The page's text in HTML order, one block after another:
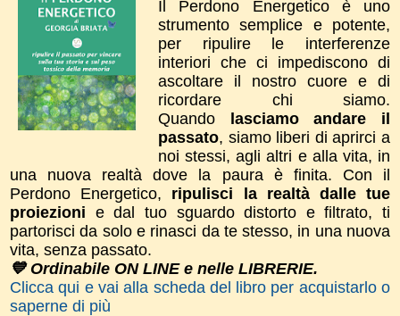
Il Perdono Energetico è uno
strumento semplice e potente,
per ripulire le interferenze
interiori che ci impediscono di
ascoltare il nostro cuore e di
ricordare chi siamo.
Quando lasciamo andare il
passato, siamo liberi di aprirci a
noi stessi, agli altri e alla vita, in
una nuova realtà dove la paura è finita. ​Con il
Perdono Energetico, ripulisci la realtà dalle tue
proiezioni e dal tuo sguardo distorto e filtrato, ti
partorisci da solo e rinasci da te stesso, in una nuova
vita, senza passato.
💙 Ordinabile ON LINE e nelle LIBRERIE.
Clicca qui e vai alla scheda del libro per acquistarlo o
saperne di più